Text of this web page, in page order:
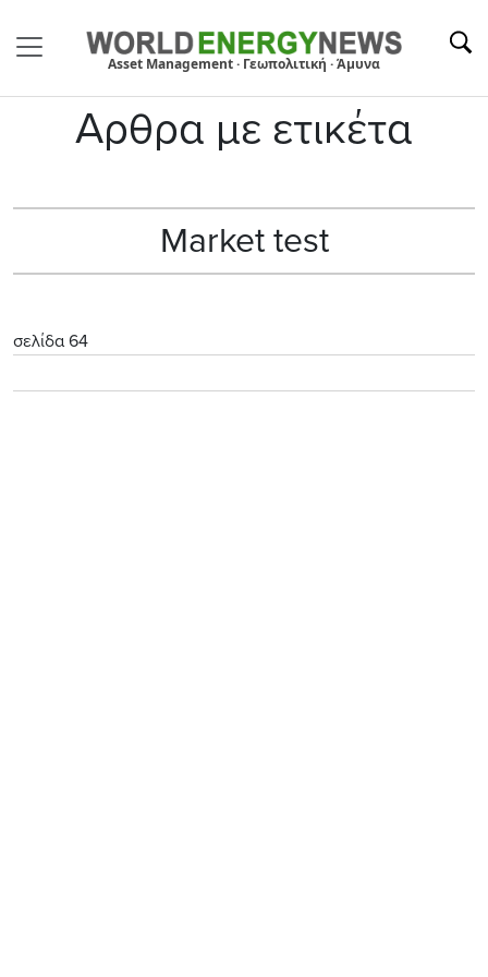
Asset Management · Γεωπολιτική · Άμυνα
Αρθρα με ετικέτα
Market test
σελίδα 64